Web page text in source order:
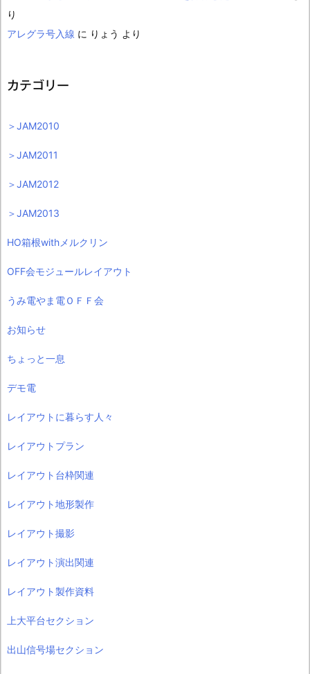
り
アレグラ号入線 に りょう より
カテゴリー
＞JAM2010
＞JAM2011
＞JAM2012
＞JAM2013
HO箱根withメルクリン
OFF会モジュールレイアウト
うみ電やま電ＯＦＦ会
お知らせ
ちょっと一息
デモ電
レイアウトに暮らす人々
レイアウトプラン
レイアウト台枠関連
レイアウト地形製作
レイアウト撮影
レイアウト演出関連
レイアウト製作資料
上大平台セクション
出山信号場セクション